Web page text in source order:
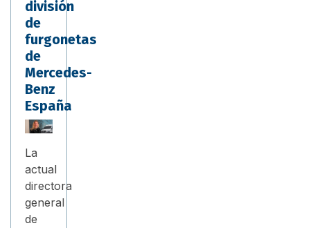
división
de
furgonetas
de
Mercedes-
Benz
España
La
actual
directora
general
de